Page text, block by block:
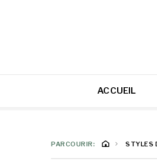
ACCUEIL
PARCOURIR: STYLES